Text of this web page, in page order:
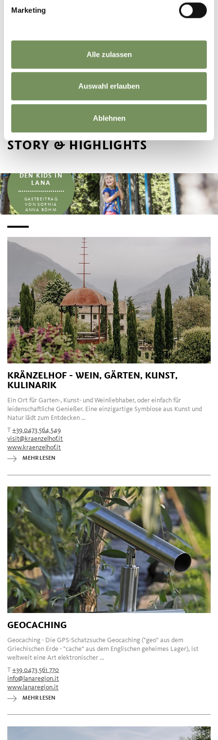
Marketing
Alle zulassen
Auswahl erlauben
Ablehnen
PFAD
Dorfes Burgstall.
STORY & HIGHLIGHTS
DEN KIDS IN
LANA
GASTBEITRAG
VON SOPHIA
ANNA BÖHM
KRÄNZELHOF - WEIN, GÄRTEN, KUNST,
KULINARIK
Ein Ort für Garten-, Kunst- und Weinliebhaber, oder einfach für
leidenschaftliche Genießer. Eine einzigartige Symbiose aus Kunst und
Natur lädt zum Entdecken ...
T+39 0473 564 549
visit@kraenzelhof.it
www.kraenzelhof.it
MEHR LESEN
GEOCACHING
Geocaching - Die GPS-Schatzsuche Geocaching ("geo" aus dem
Griechischen Erde - "cache" aus dem Englischen geheimes Lager), ist
weltweit eine Art elektronischer ...
T+39 0473 561 770
info@lanaregion.it
www.lanaregion.it
MEHR LESEN